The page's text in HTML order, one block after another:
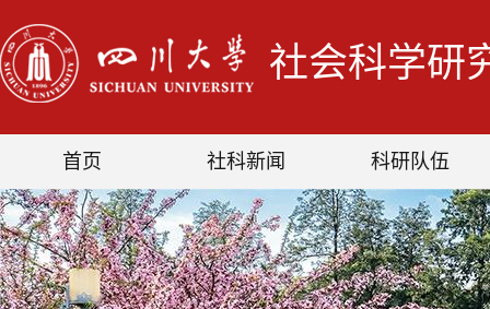
社会科学研
首页 社科新闻 科研队伍